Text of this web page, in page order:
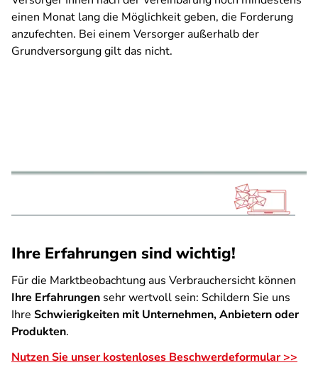
einen Monat lang die Möglichkeit geben, die Forderung
anzufechten. Bei einem Versorger außerhalb der
Grundversorgung gilt das nicht.
Ihre Erfahrungen sind wichtig!
Für die Marktbeobachtung aus Verbrauchersicht können
Ihre Erfahrungen sehr wertvoll sein: Schildern Sie uns
Ihre Schwierigkeiten mit Unternehmen, Anbietern oder
Produkten.
Nutzen Sie unser kostenloses Beschwerdeformular >>